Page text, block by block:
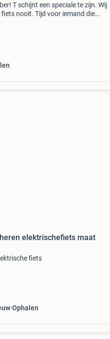
T schijnt een speciale te zijn. Wij
fiets nooit. Tijd voor iemand die
elektrischefiets maat
fiets
Ophalen